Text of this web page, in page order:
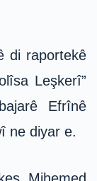
di raportekê
Leşkerî”
Efrînê
ne diyar e.